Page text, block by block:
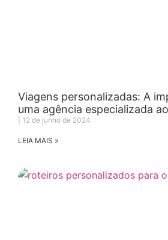
Viagens personalizadas: A
uma agência especializada
12 de junho de 2024
LEIA MAIS »